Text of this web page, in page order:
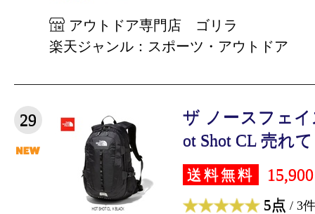
アウトドア専門店 ゴリラ
楽天ジャンル：スポーツ・アウトドア
29
ザ ノースフェイ
ot Shot CL 売れ
送料無料
5点 / 3件